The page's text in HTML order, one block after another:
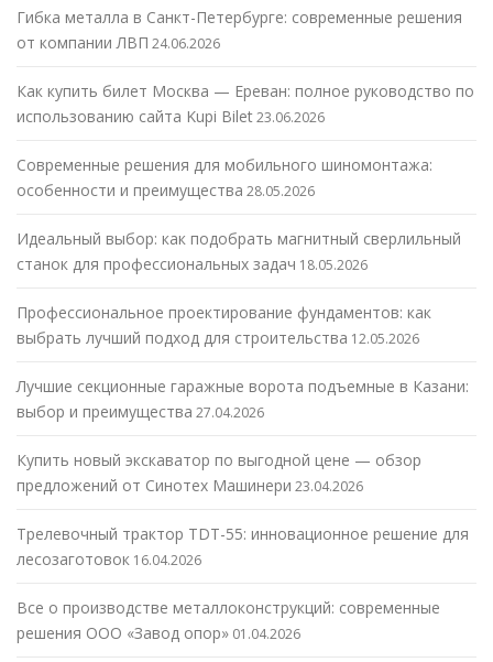
Гибка металла в Санкт-Петербурге: современные решения
от компании ЛВП 24.06.2026
Как купить билет Москва — Ереван: полное руководство по
использованию сайта Kupi Bilet23.06.2026
Современные решения для мобильного шиномонтажа:
особенности и преимущества 28.05.2026
Идеальный выбор: как подобрать магнитный сверлильный
станок для профессиональных задач 18.05.2026
Профессиональное проектирование фундаментов: как
выбрать лучший подход для строительства 12.05.2026
Лучшие секционные гаражные ворота подъемные в Казани:
выбор и преимущества 27.04.2026
Купить новый экскаватор по выгодной цене — обзор
предложений от Синотех Машинери 23.04.2026
Трелевочный трактор TDT-55: инновационное решение для
лесозаготовок 16.04.2026
Все о производстве металлоконструкций: современные
решения ООО «Завод опор» 01.04.2026